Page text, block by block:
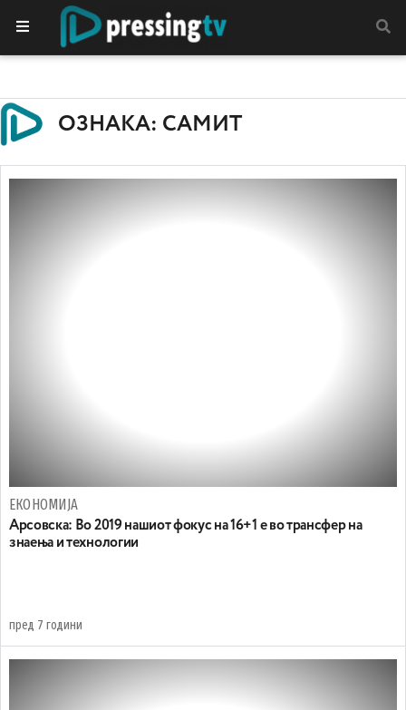
ОЗНАКА: САМИТ
ЕКОНОМИЈА
Арсовска: Во 2019 нашиот фокус на 16+1 е во трансфер на
знаења и технологии
пред 7 години